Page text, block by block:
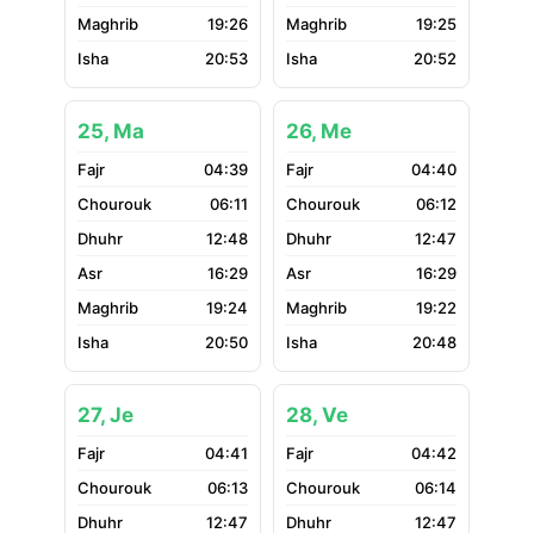
19:26
20:53
19:25
20:52
25, Ma
04:39
06:11
12:48
16:29
19:24
20:50
26, Me
04:40
06:12
12:47
16:29
19:22
20:48
27, Je
04:41
06:13
12:47
28, Ve
04:42
06:14
12:47